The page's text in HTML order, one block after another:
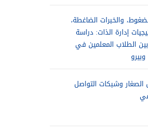
والخبرات الضاغطة،
إدارة الذات: دراسة
الطلاب المعلمين في
الصغار وشبكات التواصل